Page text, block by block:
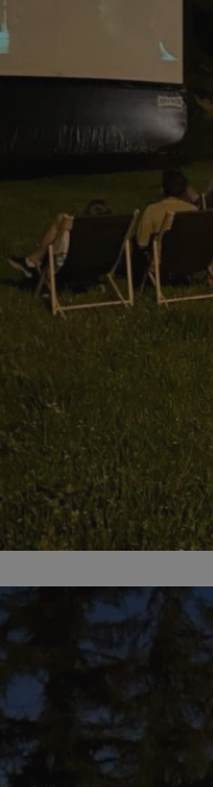
Niezbędne pliki
zarządzanie kontem.
QeSessID
MvSessID
CookieScriptConsent
__cf_bm